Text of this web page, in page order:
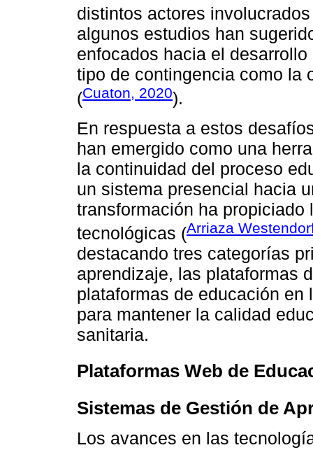
distintos actores
algunos estudios han
enfocados hacia el
tipo de contingencia como la
(Cuaton, 2020).
En respuesta a estos
han emergido como una
la continuidad del proceso
un sistema presencial hacia
transformación ha
tecnológicas (Arriaza
destacando tres categorías
aprendizaje, las plataformas
plataformas de educación
para mantener la calidad
sanitaria.
Plataformas Web de
Sistemas de Gestión de
Los avances en las